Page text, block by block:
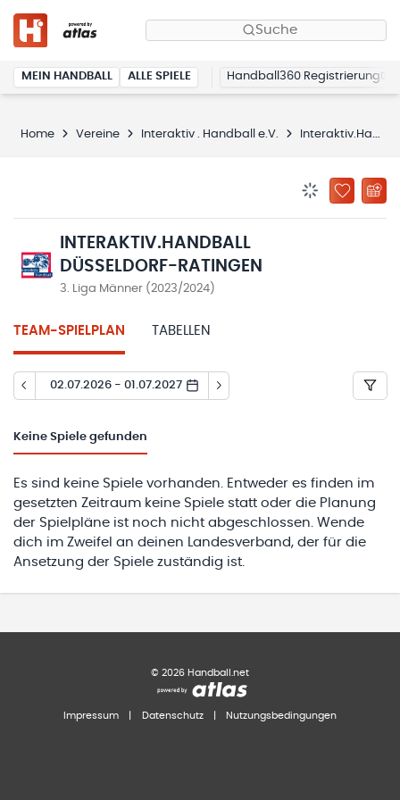
Suche
MEIN HANDBALL ALLE SPIELE Handball360 Registrierung
Home Vereine Interaktiv . Handball e.V. Interaktiv.Handball Düsseldorf-Ratingen
ZU
INTERAKTIV.HANDBALL
DÜSSELDORF-RATINGEN
3. Liga Männer (2023/2024)
TEAM-SPIELPLAN TABELLEN
02.07.2026 - 01.07.2027
Keine Spiele gefunden
Es sind keine Spiele vorhanden. Entweder es finden im
gesetzten Zeitraum keine Spiele statt oder die Planung
der Spielpläne ist noch nicht abgeschlossen. Wende
dich im Zweifel an deinen Landesverband, der für die
Ansetzung der Spiele zuständig ist.
© 2026 Handball.net
Impressum Datenschutz Nutzungsbedingungen